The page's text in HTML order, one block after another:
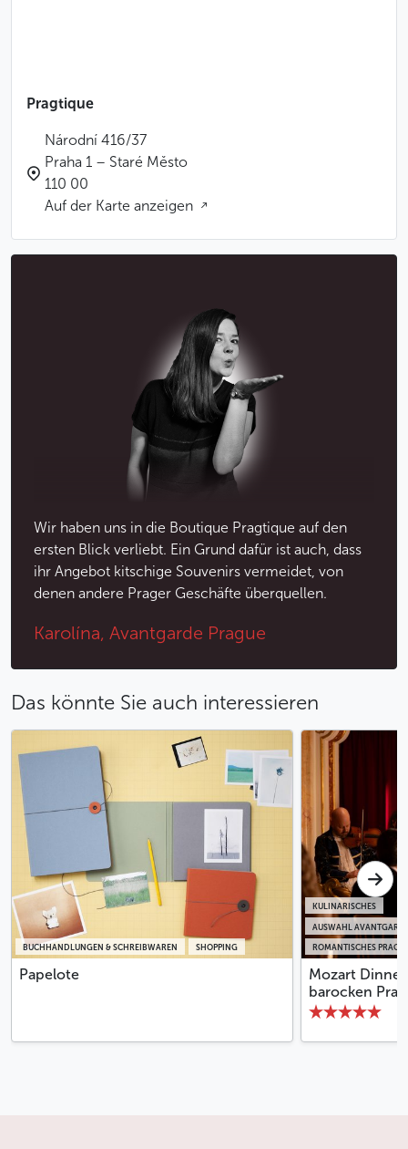
Pragtique
Národní 416/37
Praha 1 – Staré Město
110 00
Auf der Karte anzeigen
Wir haben uns in die Boutique Pragtique auf den
ersten Blick verliebt. Ein Grund dafür ist auch, dass
ihr Angebot kitschige Souvenirs vermeidet, von
denen andere Prager Geschäfte überquellen.
Karolína, Avantgarde Prague
Das könnte Sie auch interessieren
BUCHHANDLUNGEN & SCHREIBWAREN SHOPPING
Papelote
ROMANTISCHES PRAG
AUSWAHL
KULINARISCHES
Mozart
barocken